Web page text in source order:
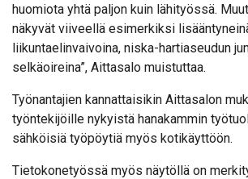
huomiota yhtä paljon kuin lähityössä.
näkyvät viiveellä esimerkiksi
liikuntaelinvaivoina, niska-hartiaseudun
selkäoireina”, Aittasalo muistuttaa.
Työnantajien kannattaisikin Aittasalon
työntekijöille nykyistä hanakammin
sähköisiä työpöytiä myös kotikäyttöön.
Tietokonetyössä myös näytöllä on